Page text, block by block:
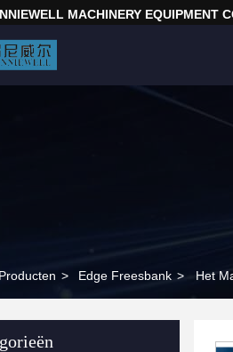
MACHINERY EQUIPMENT
Producten > Edge Freesbank > Het